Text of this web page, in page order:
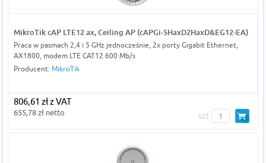
MikroTik cAP LTE12 ax, Ceiling AP (cAPGi-5HaxD2HaxD&EG12-EA)
Praca w pasmach 2,4 i 5 GHz jednocześnie, 2x porty Gigabit Ethernet,
AX1800, modem LTE CAT12 600 Mb/s
Producent: MikroTik
806,61 zł z VAT
655,78 zł netto szt